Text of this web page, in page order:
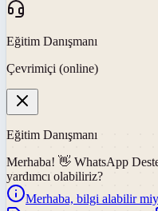
Eğitim Danışmanı
Çevrimiçi (online)
Eğitim Danışmanı
Merhaba! 👋 WhatsApp
yardımcı olabiliriz?
Merhaba, bilgi alabilir